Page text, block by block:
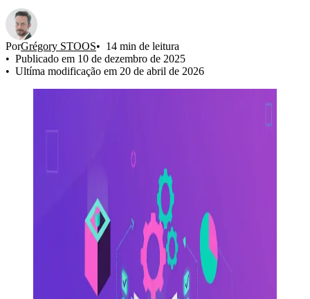
PorGrégory STOOS
14 min de leitura
Publicado em 10 de dezembro de 2025
Ultíma modificação em 20 de abril de 2026